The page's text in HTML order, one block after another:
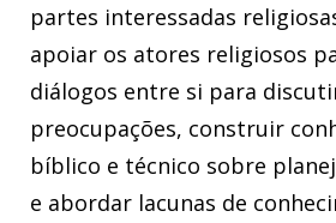
partes interessadas
apoiar os atores religiosos
diálogos entre si para
preocupações, construir
bíblico e técnico sobre
e abordar lacunas de